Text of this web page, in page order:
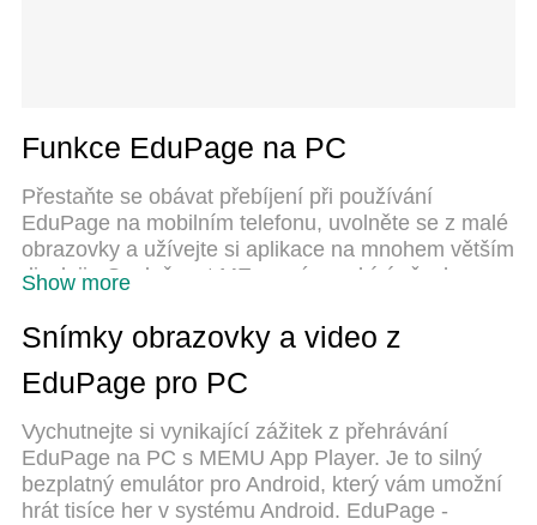
Funkce EduPage na PC
Přestaňte se obávat přebíjení při používání
EduPage na mobilním telefonu, uvolněte se z malé
obrazovky a užívejte si aplikace na mnohem větším
displeji. „Společnost MEmu vám nabízí všechny
instalace a snadné nastavení, intuitivní ovládání,
žádná omezení baterií, mobilní data a rušivá volání.
Zcela nový přístroj MEmu 9 je nejlepší volbou
absorpci umožňuje správce více instancí otevření 2
nebo více účtů současně. A co je nejdůležitější, náš
exkluzivní emulační modul může uvolnit plný
potenciál vašeho počítače, učinit vše plynulým a
Show more
Snímky obrazovky a video z
EduPage pro PC
Vychutnejte si vynikající zážitek z přehrávání
EduPage na PC s MEMU App Player. Je to silný
bezplatný emulátor pro Android, který vám umožní
hrát tisíce her v systému Android. EduPage -